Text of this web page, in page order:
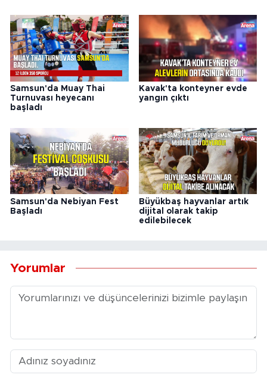
Samsun'da Muay Thai
Turnuvası heyecanı
başladı
Kavak'ta konteyner evde
yangın çıktı
Samsun'da Nebiyan Fest
Başladı
Büyükbaş hayvanlar artık
dijital olarak takip
edilebilecek
Yorumlar